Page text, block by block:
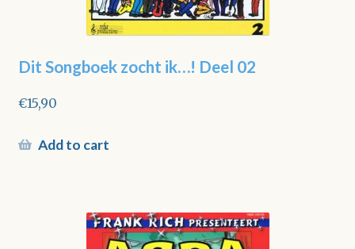
Dit Songboek zocht ik…! Deel 02
€15,90
Add to cart